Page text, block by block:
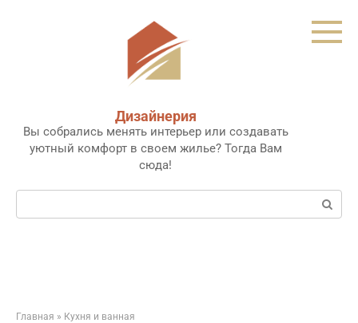
Дизайнерия
Вы собрались менять интерьер или создавать
уютный комфорт в своем жилье? Тогда Вам
сюда!
Поиск:
Главная » Кухня и ванная